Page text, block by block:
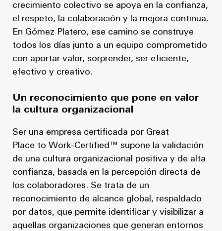
crecimiento colectivo se apoya en la confianza,
el respeto, la colaboración y la mejora continua.
En Gómez Platero, ese camino se construye
todos los días junto a un equipo comprometido
con aportar valor, sorprender, ser eficiente,
efectivo y creativo.
Un reconocimiento que pone en valor
la cultura organizacional
Ser una empresa certificada por Great
Place to Work-Certified™ supone la validación
de una cultura organizacional positiva y de alta
confianza, basada en la percepción directa de
los colaboradores. Se trata de un
reconocimiento de alcance global, respaldado
por datos, que permite identificar y visibilizar a
aquellas organizaciones que generan entornos